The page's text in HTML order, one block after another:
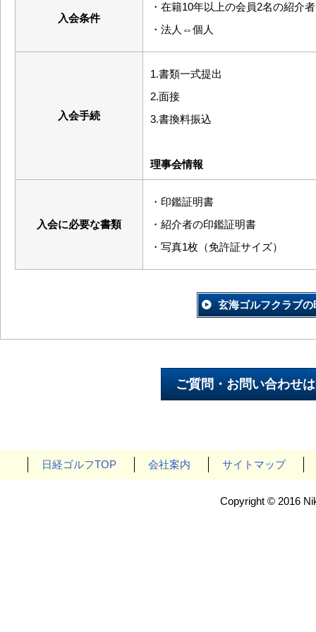
入会条件
・在籍10年以上の会員2名の紹介者
・法人⇔個人
入会手続
1.書類一式提出
2.面接
3.書換料振込
理事会情報
入会に必要な書類
・印鑑証明書
・紹介者の印鑑証明書
・写真1枚（免許証サイズ）
玄海ゴルフクラブの
日経ゴルフTOP 会社案内 サイトマップ
Copyright © 2016